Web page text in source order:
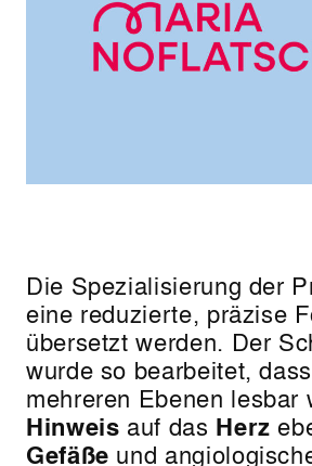
Die Spezialisierung der
eine reduzierte, präzise
übersetzt werden. Der
wurde so bearbeitet,
mehreren Ebenen lesbar
Hinweis auf das Herz
Gefäße und